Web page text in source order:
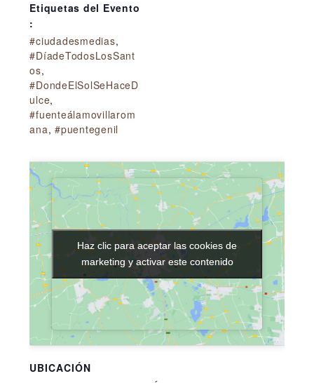
Etiquetas del Evento
:
#ciudadesmedias,
#DíadeTodosLosSant
os,
#DondeElSolSeHaceD
ulce,
#fuenteálamovillarom
ana,#puentegenil
UBICACIÓN
Haz clic para aceptar las cookies de
marketing y activar este contenido
Haz clic para aceptar las cookies de
marketing y activar este contenido